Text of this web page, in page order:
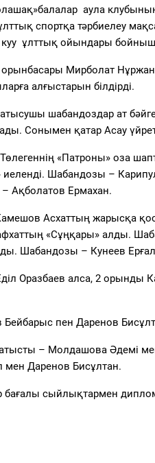
аула
спортқа тәрбиелеу
куу ұлттық ойындары
орынбасары Мирболат
алғыстарын білдірді.
шабандоздар ат
Сонымен қатар Асау
«Патроны» оза
Шабандозы –
Ақболатов Ермахан.
Асхаттың жарысқа
«Сұңқары» алды.
Шабандозы – Кунеев
Оразбаев алса, 2
Бейбарыс пен Даренов
– Молдашова Әдемі
мен Даренов Бисұлтан.
сыйлықтармен